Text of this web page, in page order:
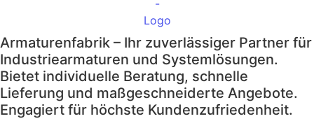
Armaturenfabrik – Ihr zuverlässiger Partner für
Industriearmaturen und Systemlösungen.
Bietet individuelle Beratung, schnelle
Lieferung und maßgeschneiderte Angebote.
Engagiert für höchste Kundenzufriedenheit.